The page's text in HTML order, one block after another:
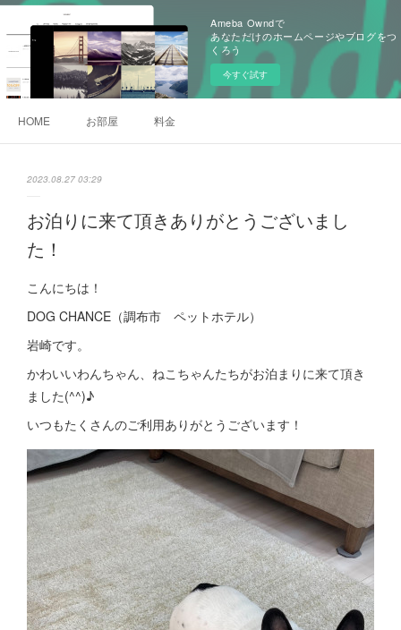
Ameba Owndで
あなただけのホームページやブログをつ
くろう
今すぐ試す
HOME お部屋 料金
2023.08.27 03:29
お泊りに来て頂きありがとうございまし
た！
こんにちは！
DOG CHANCE（調布市 ペットホテル）
岩崎です。
かわいいわんちゃん、ねこちゃんたちがお泊まりに来て頂き
ました(^^)♪
いつもたくさんのご利用ありがとうございます！